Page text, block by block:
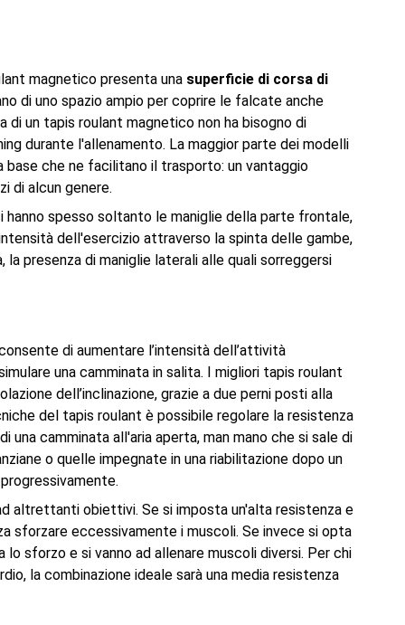
magnetico presenta una superficie di corsa di
di uno spazio ampio per coprire le falcate anche
un tapis roulant magnetico non ha bisogno di
durante l'allenamento. La maggior parte dei modelli
che ne facilitano il trasporto: un vantaggio
di alcun genere.
spesso soltanto le maniglie della parte frontale,
dell'esercizio attraverso la spinta delle gambe,
presenza di maniglie laterali alle quali sorreggersi
di aumentare l’intensità dell’attività
una camminata in salita. I migliori tapis roulant
dell’inclinazione, grazie a due perni posti alla
del tapis roulant è possibile regolare la resistenza
camminata all'aria aperta, man mano che si sale di
o quelle impegnate in una riabilitazione dopo un
altrettanti obiettivi. Se si imposta un'alta resistenza e
sforzare eccessivamente i muscoli. Se invece si opta
sforzo e si vanno ad allenare muscoli diversi. Per chi
la combinazione ideale sarà una media resistenza